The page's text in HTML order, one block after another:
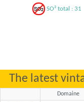
SO² total : 31
The latest
Domaine